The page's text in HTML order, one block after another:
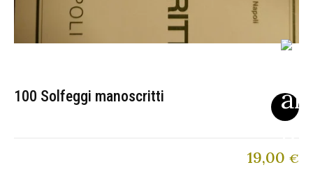
100 Solfeggi manoscritti
19,00 €